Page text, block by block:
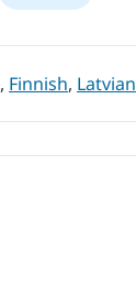
, Finnish, Latvian